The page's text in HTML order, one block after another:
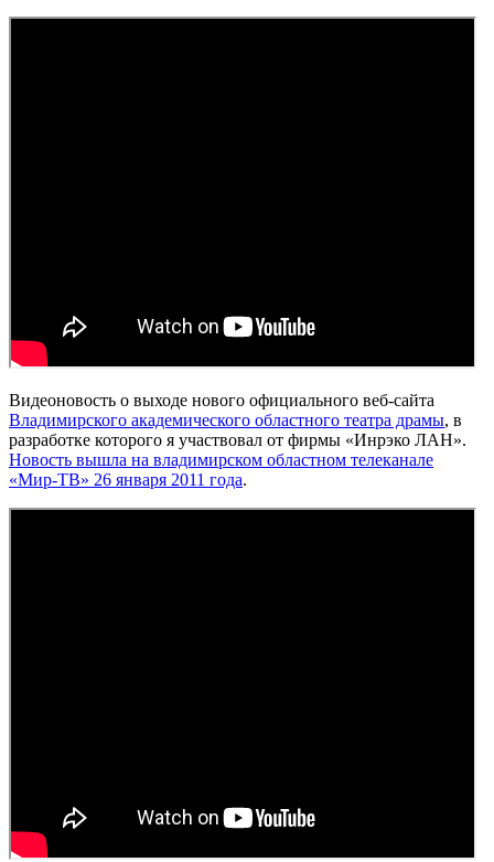
Видеоновость о выходе нового официального веб-сайта
Владимирского академического областного театра драмы, в
разработке которого я участвовал от фирмы «Инрэко ЛАН».
Новость вышла на владимирском областном телеканале
«Мир-ТВ» 26 января 2011 года.